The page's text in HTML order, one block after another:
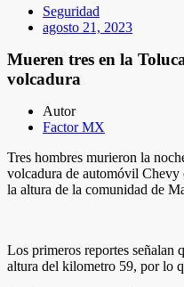
Seguridad
agosto 21, 2023
Mueren tres en la
volcadura
Autor
Factor MX
Tres hombres murieron la
volcadura de automóvil
la altura de la comunidad de
Los primeros reportes señalan
altura del kilometro 59, por lo